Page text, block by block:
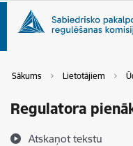
Sākums Lietotājiem
Regulatora
Atskaņot tekstu